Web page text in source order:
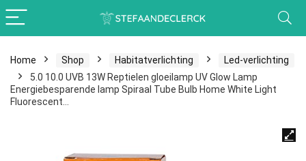
Home Shop Habitatverlichting
Led-verlichting
5.0 10.0 UVB 13W Reptielen gloeilamp UV Glow Lamp
Energiebesparende lamp Spiraal Tube Bulb Home White Light
Fluorescent…